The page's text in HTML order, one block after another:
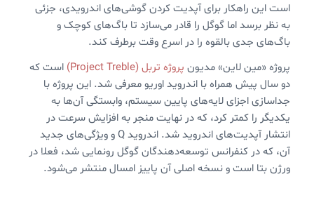
است این راهکار برای آپدیت کردن گوشی‌های اندرویدی، جزئی
به نظر برسد اما گوگل را قادر می‌سازد تا باگ‌های کوچک و
باگ‌های جدی بالقوه را در اسرع وقت برطرف کند.
پروژه «مین لاین» مدیون پروژه تربل (Project Treble)
است که
دو سال پیش همراه با اندروید اوریو معرفی شد. این پروژه با
جداسازی اجزای لایه‌های پایین سیستم، وابستگی آن‌ها به
یکدیگر را کمتر کرد، که در نهایت منجر به افزایش سرعت در
انتشار آپدیت‌های اندروید شد. اندروید Q و ویژگی‌های جدید
آن، که در کنفرانس توسعه‌دهندگان گوگل رونمایی شد، فعلا در
ورژن بتا است و نسخه اصلی آن پاییز امسال منتشر می‌شود.